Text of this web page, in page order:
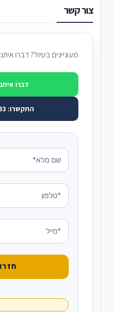
צור קשר
מעוניינים בטיול? דברו
דברו
התקשרו: 03-912-2233